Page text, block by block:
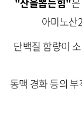
아미노산
단백질 함량이
동맥 경화 등의